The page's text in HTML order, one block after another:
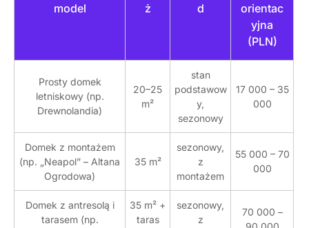
model
ż
d
orientac
yjna
(PLN)
Prosty domek
letniskowy (np.
Drewnolandia)
20–25
m²
stan
podstawow
y,
sezonowy
17 000 – 35
000
Domek z montażem
(np. „Neapol” – Altana
Ogrodowa)
35 m²
sezonowy,
z
montażem
55 000 – 70
000
Domek z antresolą i
tarasem (np.
35 m² +
taras
sezonowy,
z
70 000 –